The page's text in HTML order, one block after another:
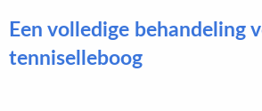
Een volledige behandeling
tenniselleboog